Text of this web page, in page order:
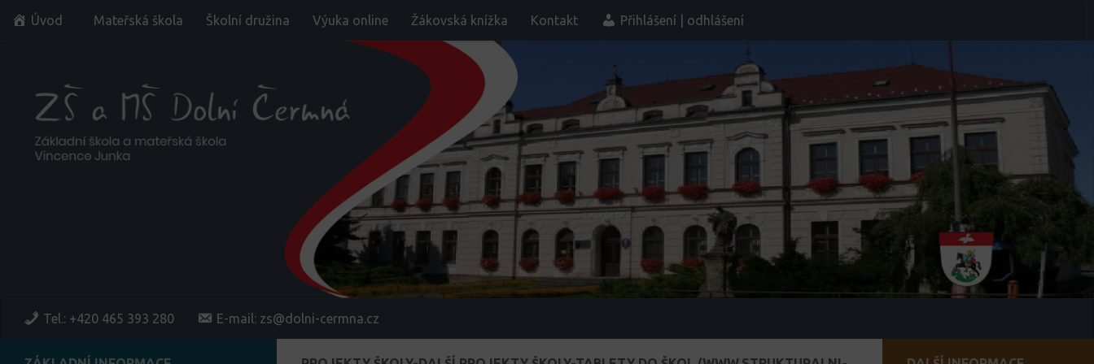
Skip to content
Úvod Mateřská škola Školní družina Výuka online Žákovská knížka Kontakt Přihlášení | odhlášení
Tel.: +420 465 393 280 E-mail: zs@dolni-cermna.cz